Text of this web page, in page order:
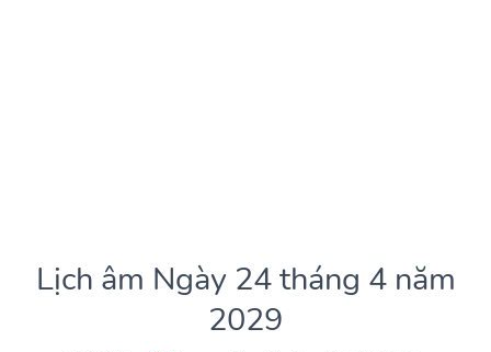
Lịch âm Ngày 24 tháng 4 năm
2029